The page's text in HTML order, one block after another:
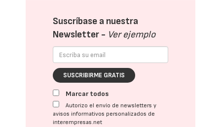
Suscríbase a nuestra
Newsletter - Ver ejemplo
SUSCRIBIRME GRATIS
Marcar todos
Autorizo el envío de newsletters y
avisos informativos personalizados de
interempresas.net